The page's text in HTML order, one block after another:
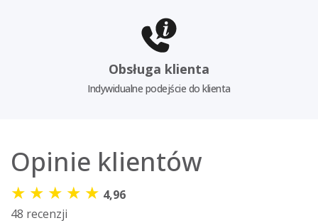
Obsługa klienta
Indywidualne podejście do klienta
Opinie klientów
★ ★ ★ ★ ★ 4,96
48 recenzji